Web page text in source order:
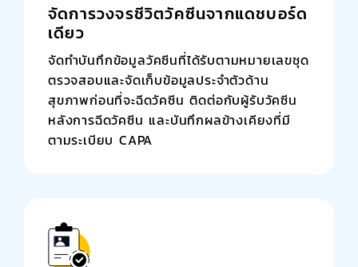
จัดการวงจรชีวิตวัคซีนจากแดชบอร์ด
เดียว
จัดทำบันทึกข้อมูลวัคซีนที่ได้รับตามหมายเลขชุด
ตรวจสอบและจัดเก็บข้อมูลประจำตัวด้าน
สุขภาพก่อนที่จะฉีดวัคซีน ติดต่อกับผู้รับวัคซีน
หลังการฉีดวัคซีน และบันทึกผลข้างเคียงที่มี
ตามระเบียบ CAPA